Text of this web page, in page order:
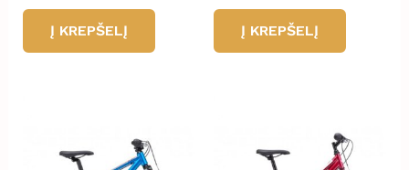
Į KREPŠELĮ Į KREPŠELĮ